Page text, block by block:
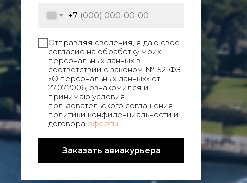
+7
Отправляя сведения, я даю свое
согласие на обработку моих
персональных данных в
соответствии с законом №152-ФЗ
«О персональных данных» от
27.07.2006, ознакомился и
принимаю условия
пользовательского соглашения,
политики конфиденциальности и
договора оферты.
Заказать авиакурьера